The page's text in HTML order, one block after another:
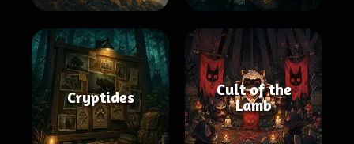
Cryptides
Cult of the
Lamb